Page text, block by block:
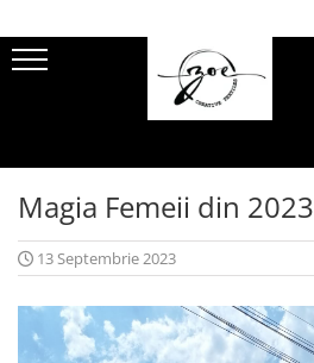
Magia Femeii din 2023
13 Septembrie 2023